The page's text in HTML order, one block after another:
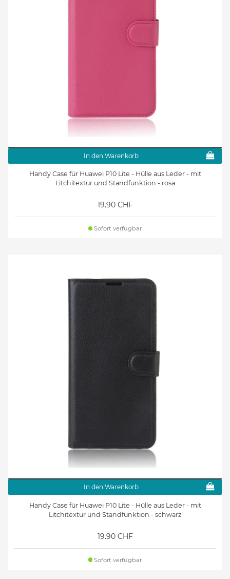
In den Warenkorb
Handy Case für Huawei P10 Lite - Hülle aus Leder - mit
Litchitextur und Standfunktion - rosa
19.90 CHF
Sofort verfügbar
In den Warenkorb
Handy Case für Huawei P10 Lite - Hülle aus Leder - mit
Litchitextur und Standfunktion - schwarz
19.90 CHF
Sofort verfügbar